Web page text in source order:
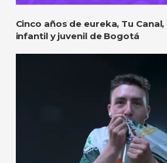
Cinco años de eureka, Tu
infantil y juvenil de Bogotá